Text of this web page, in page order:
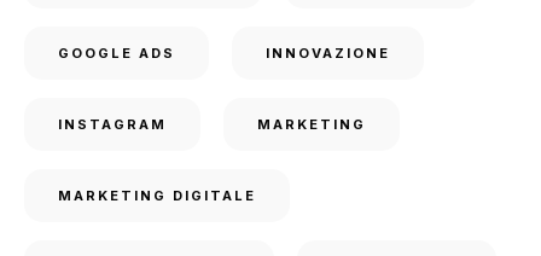
GOOGLE ADS INNOVAZIONE
INSTAGRAM MARKETING
MARKETING DIGITALE